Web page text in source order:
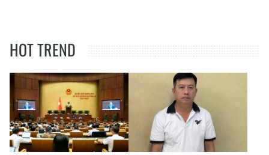
HOT TREND